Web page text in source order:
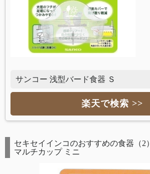
サンコー 浅型バード食器 Ｓ
楽天で検索 >>
セキセイインコのおすすめの食器（2
マルチカップ ミニ